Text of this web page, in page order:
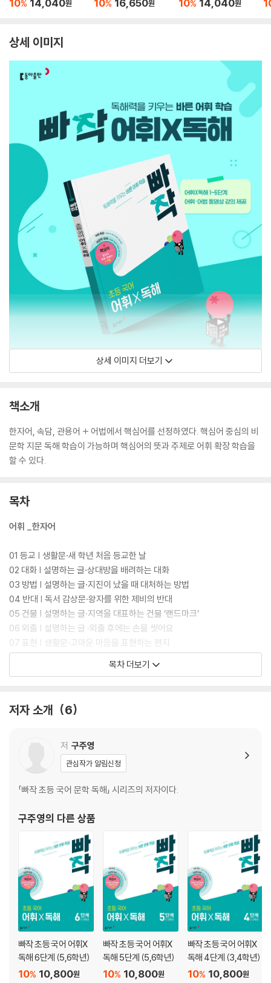
10% 14,040원 10% 16,650원 10% 14,040원
상세 이미지
상세 이미지 더보기
책소개
한자어, 속담, 관용어 + 어법에서 핵심어를 선정하였다. 핵심어 중심의 비
문학 지문 독해 학습이 가능하며 핵심어의 뜻과 주제로 어휘 확장 학습을
할 수 있다.
목차
어휘 _한자어
01 등교 | 생활문·새 학년 처음 등교한 날
02 대화 | 설명하는 글·상대방을 배려하는 대화
03 방법 | 설명하는 글·지진이 났을 때 대처하는 방법
04 반대 | 독서 감상문·왕자를 위한 제비의 반대
05 건물 | 설명하는 글·지역을 대표하는 건물 ‘랜드마크’
06 외출 | 설명하는 글 ·외출 후에는 손을 씻어요
07 표현 | 생활문·고마운 마음을 표현하는 편지
08 기분 | 설명하는 글·날씨에 따른 기분을 나타내는 불쾌지수
09 출입 | 설명하는 글·열차 출입과 이용의 주의할 점
12 성공 | 전기문·실패를 성공할 기회로 삼은 에디슨
14 계획 | 설명하는 글· 용돈을 계획적으로 사용해요
15 습관 | 주장하는 글·에너지를 절약하는 습관을 들이자
16 다문화 | 설명하는 글·다문화 사회란 무엇일까요?
17 노화 | 설명하는 글·장수 마을의 노화를 늦추는 식습관
19 의상 | 설명하는 글·우리나라의 전통 의상 한복
20 공해 | 설명하는 글·산업이나 교통의 발달로 생기는 공해
01 쌀은 쏟고 주워도 말은 하고 못 줍는다 | 이야기·쌀은 쏟고 주워도 말은
하고 못 주워요
02 우물 안 개구리 | 이야기·우물 안 개구리의 깨달음
03 뛰는 놈 위에 나는 놈 있다 | 이야기·뛰는 놈 위에 나는 놈 있답니다
04 사공이 많으면 배가 산으로 간다 | 이야기·사공이 많으면 배가 산으로
간대요
05 바늘 도둑이 소도둑 된다 | 이야기·바늘 도둑이 소도둑 되었어요
목차 더보기
저자 소개 6
저 구주영
관심작가 알림신청
「빠작 초등 국어 문학 독해」 시리즈의 저자이다.
구주영의 다른 상품
빠작 초등 국어 어휘X
독해 6단계 (5,6학년)
10,800원
10%
빠작 초등 국어 어휘X
독해 5단계 (5,6학년)
10,800원
10%
빠작 초등 국어 어휘X
독해 4단계 (3,4학년)
10,800원
10%